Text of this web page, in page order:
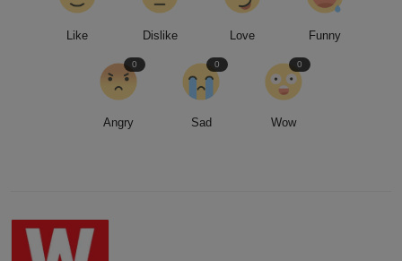
Like Dislike Love Funny
Angry
0
Sad
0
Wow
0